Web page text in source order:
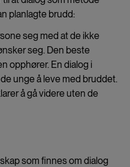
planlagte brudd:
seg med at de ikke
seg. Den beste
opphører. En dialog i
unge å leve med bruddet.
å gå videre uten de
som finnes om dialog